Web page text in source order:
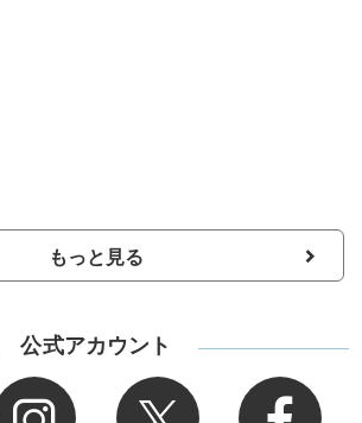
もっと見る
公式アカウント